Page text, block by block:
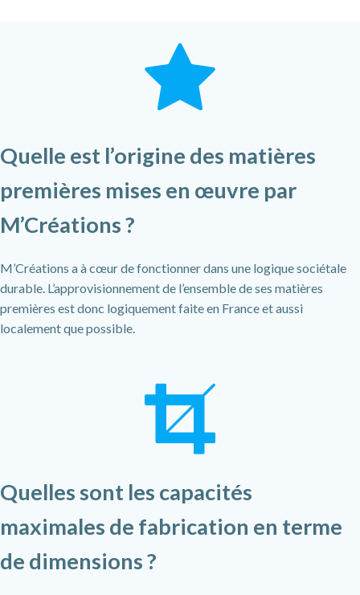
Quelle est l’origine des matières
premières mises en œuvre par
M’Créations ?
M’Créations a à cœur de fonctionner dans une logique sociétale
durable. L’approvisionnement de l’ensemble de ses matières
premières est donc logiquement faite en France et aussi
localement que possible.
Quelles sont les capacités
maximales de fabrication en terme
de dimensions ?